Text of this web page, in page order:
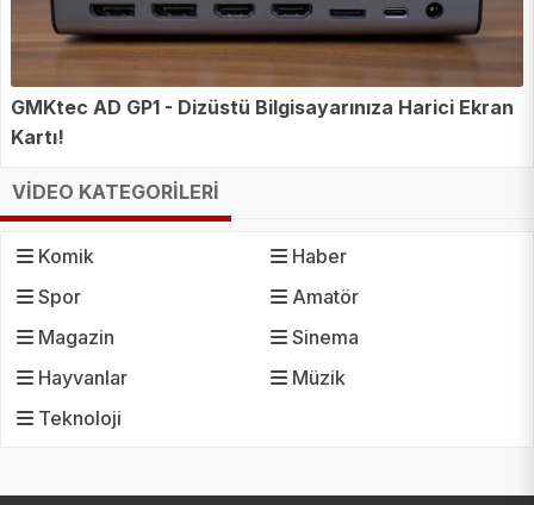
GMKtec AD GP1 - Dizüstü Bilgisayarınıza Harici Ekran
Kartı!
VİDEO KATEGORİLERİ
Komik
Haber
Spor
Amatör
Magazin
Sinema
Hayvanlar
Müzik
Teknoloji